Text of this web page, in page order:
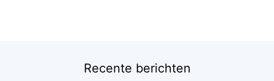
Recente berichten